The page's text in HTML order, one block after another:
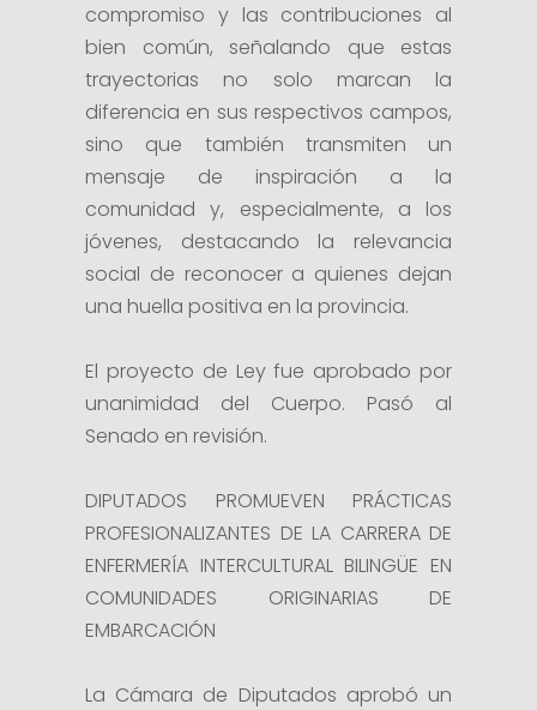
compromiso y las contribuciones al
bien común, señalando que estas
trayectorias no solo marcan la
diferencia en sus respectivos campos,
sino que también transmiten un
mensaje de inspiración a la
comunidad y, especialmente, a los
jóvenes, destacando la relevancia
social de reconocer a quienes dejan
una huella positiva en la provincia.
El proyecto de Ley fue aprobado por
unanimidad del Cuerpo. Pasó al
Senado en revisión.
DIPUTADOS PROMUEVEN PRÁCTICAS
PROFESIONALIZANTES DE LA CARRERA DE
ENFERMERÍA INTERCULTURAL BILINGÜE EN
COMUNIDADES ORIGINARIAS DE
EMBARCACIÓN
La Cámara de Diputados aprobó un